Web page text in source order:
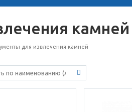
камней
для извлечения камней